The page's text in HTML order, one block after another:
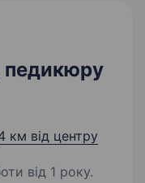
педикюру
км від центру
від 1 року.